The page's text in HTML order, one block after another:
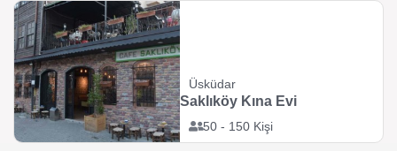
Üsküdar
50 - 150 Kişi
Saklıköy Kına Evi